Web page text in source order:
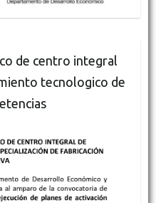
de centro integral
tecnologico de